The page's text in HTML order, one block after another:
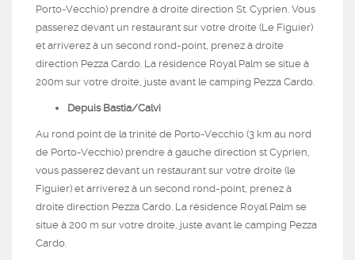
Porto-Vecchio) prendre à droite direction St. Cyprien. Vous
passerez devant un restaurant sur votre droite (Le Figuier)
et arriverez à un second rond-point, prenez à droite
direction Pezza Cardo. La résidence Royal Palm se situe à
200m sur votre droite, juste avant le camping Pezza Cardo.
Depuis Bastia/Calvi
Au rond point de la trinité de Porto-Vecchio (3 km au nord
de Porto-Vecchio) prendre à gauche direction st Cyprien,
vous passerez devant un restaurant sur votre droite (le
Figuier) et arriverez à un second rond-point, prenez à
droite direction Pezza Cardo. La résidence Royal Palm se
situe à 200 m sur votre droite, juste avant le camping Pezza
Cardo.